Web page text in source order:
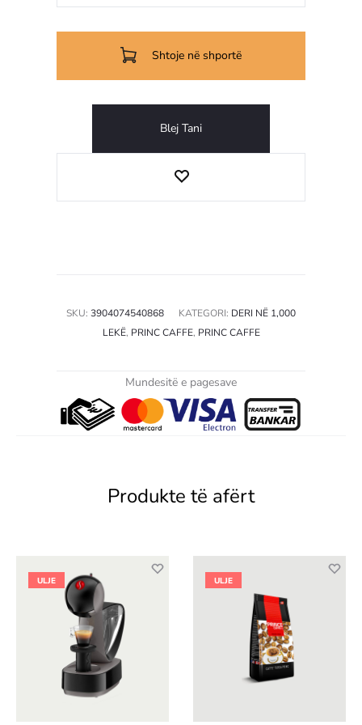
Shtoje në shportë
Blej Tani
SKU: 3904074540868 KATEGORI: DERI NË 1,000
LEKË, PRINC CAFFE, PRINC CAFFE
Mundesitë e pagesave
Produkte të afërt
ULJE ULJE